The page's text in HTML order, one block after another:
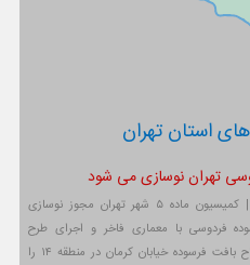
استان تهران
تهران نوسازی می شود
تهران رسانه | کمیسیون ماده ۵ شهر تهران مجوز نوسازی
فردوسی با معماری فاخر و اجرای طرح
موضعی اصلاح بافت فرسوده خیابان کرمان در منطقه ۱۴ را